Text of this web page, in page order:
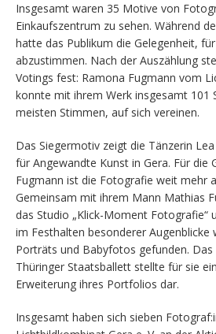
Insgesamt waren 35 Motive von
Einkaufszentrum zu sehen. Während
hatte das Publikum die Gelegenheit,
abzustimmen. Nach der Auszählung
Votings fest: Ramona Fugmann vom
konnte mit ihrem Werk insgesamt 101
meisten Stimmen, auf sich vereinen.
Das Siegermotiv zeigt die Tänzerin
für Angewandte Kunst in Gera. Für die
Fugmann ist die Fotografie weit mehr
Gemeinsam mit ihrem Mann Mathias
das Studio „Klick-Moment Fotografie“
im Festhalten besonderer Augenblicke
Porträts und Babyfotos gefunden.
Thüringer Staatsballett stellte für sie
Erweiterung ihres Portfolios dar.
Insgesamt haben sich sieben